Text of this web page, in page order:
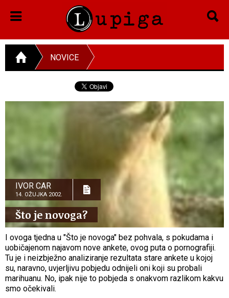
NOVICE
IVOR CAR
14. OŽUJKA 2002.
Što je novoga?
I ovoga tjedna u "Što je novoga" bez pohvala, s pokudama i
uobičajenom najavom nove ankete, ovog puta o pornografiji.
Tu je i neizbježno analiziranje rezultata stare ankete u kojoj
su, naravno, uvjerljivu pobjedu odnijeli oni koji su probali
marihuanu. No, ipak nije to pobjeda s onakvom razlikom kakvu
smo očekivali.